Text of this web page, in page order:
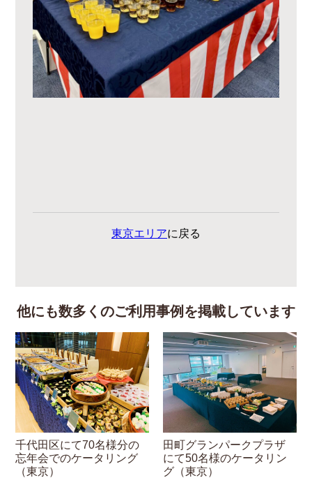
東京エリアに戻る
他にも数多くのご利用事例を掲載しています
千代田区にて70名様分の
忘年会でのケータリング
（東京）
田町グランパークプラザ
にて50名様のケータリン
グ（東京）